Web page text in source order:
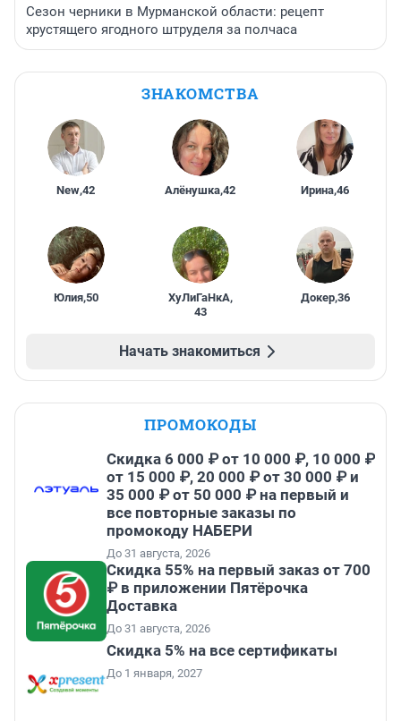
Сезон черники в Мурманской области: рецепт
хрустящего ягодного штруделя за полчаса
ЗНАКОМСТВА
New,42 Алёнушка,42 Ирина,46
Юлия,50 ХуЛиГаНкА,
43
Докер,36
Начать знакомиться
ПРОМОКОДЫ
Скидка 6 000 ₽ от 10 000 ₽, 10 000 ₽
от 15 000 ₽, 20 000 ₽ от 30 000 ₽ и
35 000 ₽ от 50 000 ₽ на первый и
все повторные заказы по
промокоду НАБЕРИ
До 31 августа, 2026
Скидка 55% на первый заказ от 700
₽ в приложении Пятёрочка
Доставка
До 31 августа, 2026
Скидка 5% на все сертификаты
До 1 января, 2027